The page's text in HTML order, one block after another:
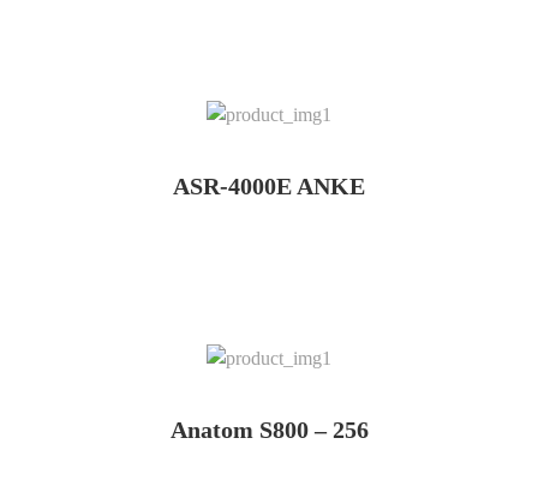
ASR-4000E ANKE
Anatom S800 – 256